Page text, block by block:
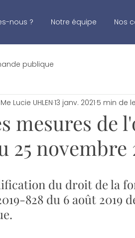
nous ? Notre équipe Nos
publique
mesures de
25 novembre
Lucie UHLEN13 janv. 2021 5 min de
du droit de la
828 du 6 août 2019